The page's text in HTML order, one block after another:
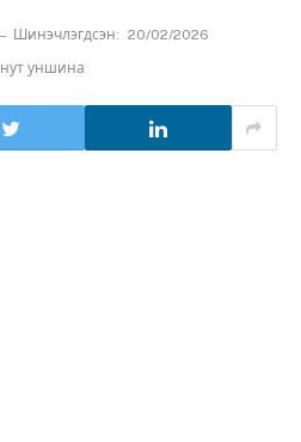
Шинэчлэгдсэн: 20/02/2026
уншина